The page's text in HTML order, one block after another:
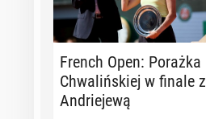
French Open: Porażka
Chwa­liń­skiej w finale z
An­drie­je­wą